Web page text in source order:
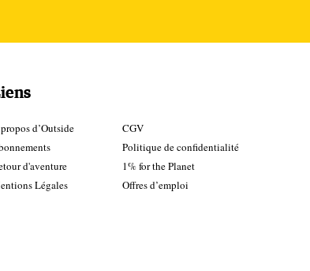
d’Outside
d'aventure
Légales
CGV
Politique de confidentialité
1% for the Planet
Offres d’emploi